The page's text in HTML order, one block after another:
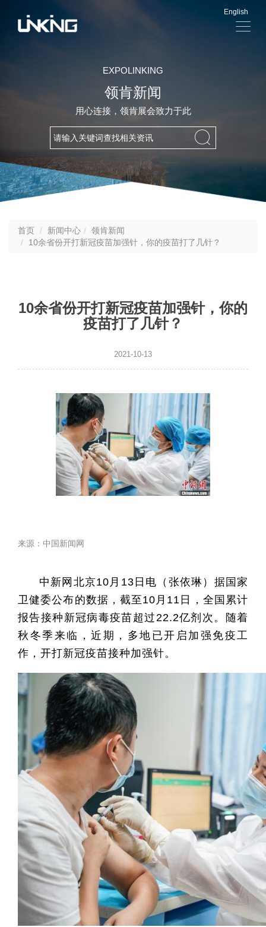
English
显
EXPOLINKING
领肯新闻
用心连接，领肯展会致力于此
首页 新闻中心
领肯新闻
10余省份开打新冠疫苗加强针，你的疫苗打了几针？
10余省份开打新冠疫苗加强针，你的
疫苗打了几针？
2021-10-13
来源：中国新闻网
中新网北京10月13日电（张依琳）据国家
卫健委公布的数据，截至10月11日，全国累计
报告接种新冠病毒疫苗超过22.2亿剂次。随着
秋冬季来临，近期，多地已开启加强免疫工
作，开打新冠疫苗接种加强针。